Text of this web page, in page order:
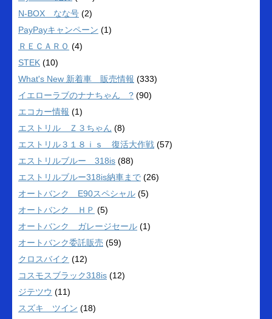
N-BOX なな号 (2)
PayPayキャンペーン (1)
ＲＥＣＡＲＯ (4)
STEK (10)
What's New 新着車 販売情報 (333)
イエローラブのナナちゃん ? (90)
エコカー情報 (1)
エストリル Ｚ３ちゃん (8)
エストリル３１８ｉｓ 復活大作戦 (57)
エストリルブルー 318is (88)
エストリルブルー318is納車まで (26)
オートバンク E90スペシャル (5)
オートバンク ＨＰ (5)
オートバンク ガレージセール (1)
オートバンク委託販売 (59)
クロスバイク (12)
コスモスブラック318is (12)
ジテツウ (11)
スズキ ツイン (18)